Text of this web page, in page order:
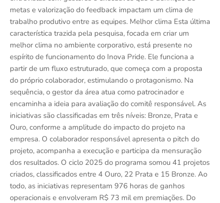
metas e valorização do feedback impactam um clima de
trabalho produtivo entre as equipes. Melhor clima Esta última
característica trazida pela pesquisa, focada em criar um
melhor clima no ambiente corporativo, está presente no
espírito de funcionamento do Inova Pride. Ele funciona a
partir de um fluxo estruturado, que começa com a proposta
do próprio colaborador, estimulando o protagonismo. Na
sequência, o gestor da área atua como patrocinador e
encaminha a ideia para avaliação do comitê responsável. As
iniciativas são classificadas em três níveis: Bronze, Prata e
Ouro, conforme a amplitude do impacto do projeto na
empresa. O colaborador responsável apresenta o pitch do
projeto, acompanha a execução e participa da mensuração
dos resultados. O ciclo 2025 do programa somou 41 projetos
criados, classificados entre 4 Ouro, 22 Prata e 15 Bronze. Ao
todo, as iniciativas representam 976 horas de ganhos
operacionais e envolveram R$ 73 mil em premiações. Do